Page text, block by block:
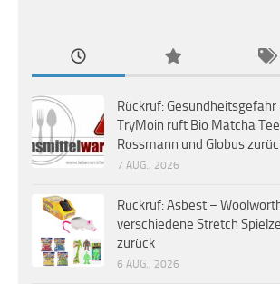
Rückruf: Gesundheitsgefahr
TryMoin ruft Bio Matcha
Rossmann und Globus
7 AUG., 2026
Rückruf: Asbest –
verschiedene Stretch
zurück
6 AUG., 2026